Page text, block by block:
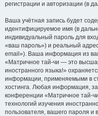
регистрации и авторизации (в
Ваша учётная запись будет
идентифицируемое имя (в
индивидуальный пароль для
«ваш пароль») и реальный
email»). Ваша информация из
«Матричное тай-чи — это
иностранного языка!»
информации, применяемыми в
хостинга. Любая информация,
конференции «Матричное тай-
технологий изучения
пользователя, вашего пароля и